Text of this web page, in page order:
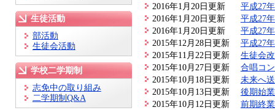
生徒活動
部活動
生徒会活動
学校二学期制
志免中の取り組み
二学期制Q&A
2016年1月20日更新
平成27
2016年1月20日更新
平成27
2016年1月20日更新
平成27
2015年12月28日更新
平成27
2015年11月22日更新
生徒会
2015年10月27日更新
合唱コ
2015年10月18日更新
未来へ
2015年10月13日更新
後期始
2015年10月12日更新
前期終